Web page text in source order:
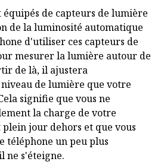
équipés de capteurs de lumière
de la luminosité automatique
d'utiliser ces capteurs de
mesurer la lumière autour de
de là, il ajustera
de lumière que votre
signifie que vous ne
la charge de votre
jour dehors et que vous
un peu plus
ne s'éteigne.